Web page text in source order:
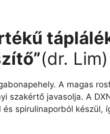
(dr. Lim)
A magas
szakértő javasolja. A
spirulinaporból készül,